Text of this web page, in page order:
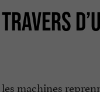
machines